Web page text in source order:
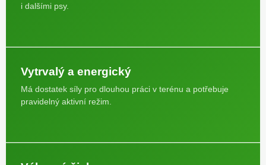
i dalšími psy.
Vytrvalý a energický
Má dostatek síly pro dlouhou práci v terénu a potřebuje
pravidelný aktivní režim.